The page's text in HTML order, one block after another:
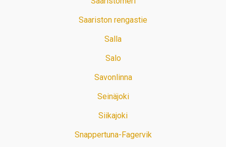
Saariston rengastie
Salla
Salo
Savonlinna
Seinäjoki
Siikajoki
Snappertuna-Fagervik